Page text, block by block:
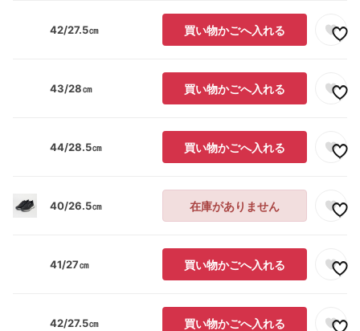
42/27.5㎝ 買い物かごへ入れる
43/28㎝ 買い物かごへ入れる
44/28.5㎝ 買い物かごへ入れる
40/26.5㎝ 在庫がありません
41/27㎝ 買い物かごへ入れる
42/27.5㎝ 買い物かごへ入れる